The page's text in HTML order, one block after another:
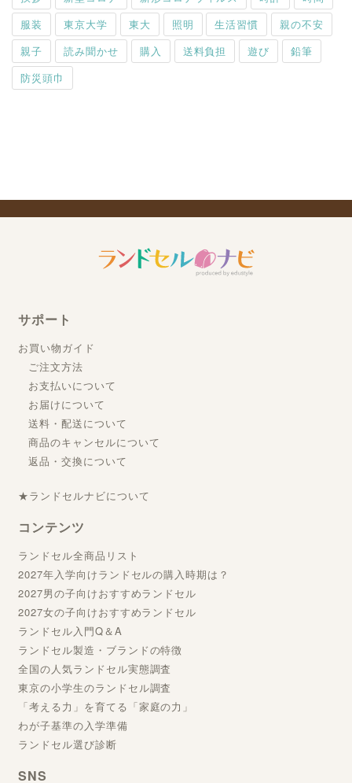
服装
東京大学 東大 照明 生活習慣
親の不安
親子
読み聞かせ 購入 送料負担 遊び
鉛筆
防災頭巾
サポート
お買い物ガイド
ご注文方法
お支払いについて
お届けについて
送料・配送について
商品のキャンセルについて
返品・交換について
★ランドセルナビについて
コンテンツ
ランドセル全商品リスト
2027年入学向けランドセルの購入時期は？
2027男の子向けおすすめランドセル
2027女の子向けおすすめランドセル
ランドセル入門Q＆A
ランドセル製造・ブランドの特徴
全国の人気ランドセル実態調査
東京の小学生のランドセル調査
「考える力」を育てる「家庭の力」
わが子基準の入学準備
ランドセル選び診断
SNS